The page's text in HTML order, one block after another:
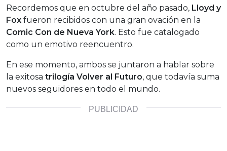
Recordemos que en octubre del año pasado, Lloyd y
Fox fueron recibidos con una gran ovación en la
Comic Con de Nueva York. Esto fue catalogado
como un emotivo reencuentro.
En ese momento, ambos se juntaron a hablar sobre
la exitosa trilogía Volver al Futuro, que todavía suma
nuevos seguidores en todo el mundo.